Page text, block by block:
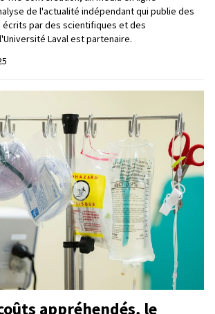
de l'actualité indépendant qui publie des
par des scientifiques et des
Laval est partenaire.
appréhendés, le